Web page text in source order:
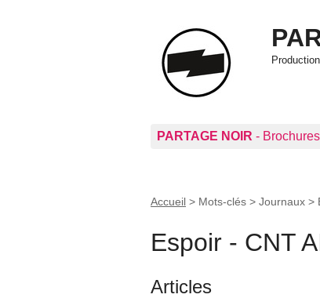
PARTAGE NOIR - Brochures
Accueil > Mots-clés > Journaux >
Espoir - CNT
Articles